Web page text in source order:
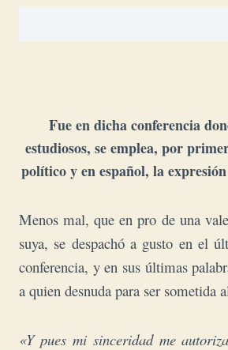
Fue en dicha conferencia
estudiosos, se emplea, por
político y en español, la
Menos mal, que en pro de una
suya, se despachó a gusto en el
conferencia, y en sus últimas
a quien desnuda para ser sometida
«Y pues mi sinceridad me